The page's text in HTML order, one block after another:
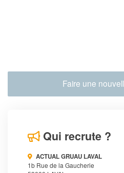
Faire une
Qui recrute ?
ACTUAL GRUAU LAVAL
1b Rue de la Gaucherie